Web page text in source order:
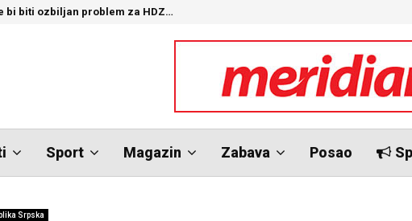
bi biti ozbiljan problem za HDZ…
Sport Magazin Zabava Posao
Srpska